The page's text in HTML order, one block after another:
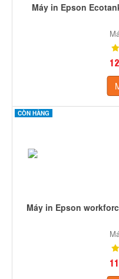
Máy in Epson
CÒN HÀNG
Máy in Epson